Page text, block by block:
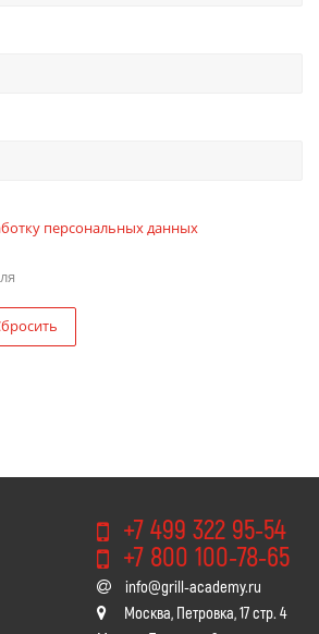
персональных данных
+7 499 322 95-54
+7 800 100-78-65
info@grill-academy.ru
Москва, Петровка, 17 стр. 4